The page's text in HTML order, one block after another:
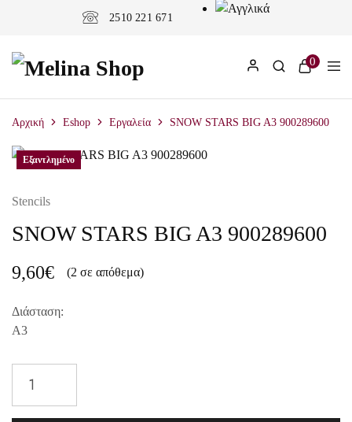
2510 221 671
0
Αρχική Eshop Εργαλεία SNOW STARS BIG A3 900289600
Stencils
SNOW STARS BIG A3 900289600
9,60€ (2 σε απόθεμα)
Διάσταση:
Α3
Εξαντλημένο
Εξαντλημένο